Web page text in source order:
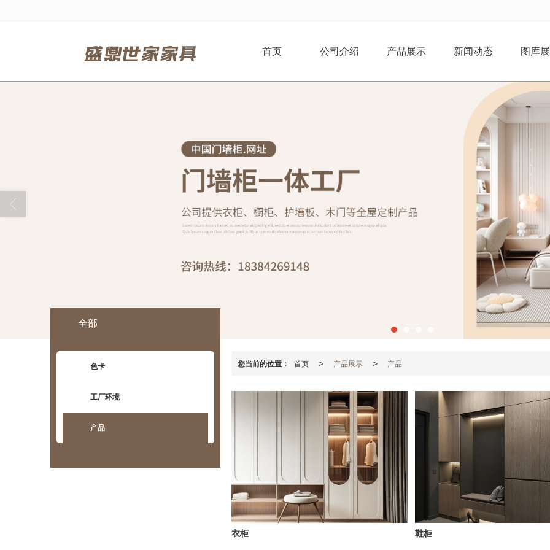
首页 公司介绍 产品展示 新闻动态 图库
您当前的位置： 首页 > 产品展示 > 产品
衣柜 鞋柜
全部
色卡
工厂环境
产品